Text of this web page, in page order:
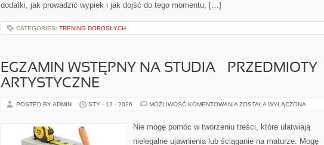
dodatki, jak prowadzić wypiek i jak dojść do tego momentu, […]
CATEGORIES: TRENING DOROSŁYCH
EGZAMIN WSTĘPNY NA STUDIA – PRZEDMIOTY
ARTYSTYCZNE
POSTED BY ADMIN STY - 12 - 2026 MOŻLIWOŚĆ KOMENTOWANIA EGZAMIN
STUDIA
–
ARTYSTYCZNE
ZOSTAŁA WYŁĄCZONA
Nie mogę pomóc w tworzeniu treści, które ułatwiają
nielegalne ujawnienia lub ściąganie na maturze. Mogę